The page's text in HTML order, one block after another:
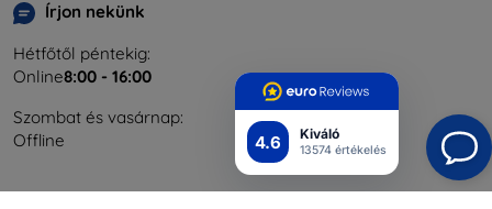
4.6 Kiváló
13574 értékelés
Írjon nekünk
Hétfőtől péntekig:
Online8:00 - 16:00
Szombat és vasárnap:
Offline